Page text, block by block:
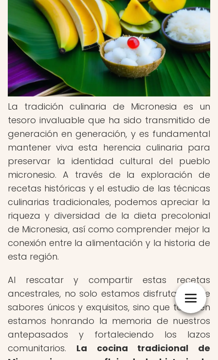
La tradición culinaria de Micronesia es un
tesoro invaluable que ha sido transmitido de
generación en generación, y es fundamental
mantener viva esta herencia culinaria para
preservar la identidad cultural del pueblo
micronesio. A través de la exploración de
recetas históricas y el estudio de las técnicas
culinarias tradicionales, podemos apreciar la
riqueza y diversidad de la dieta precolonial
de Micronesia, así como comprender mejor la
conexión entre la alimentación y la historia de
esta región.
Al rescatar y compartir estas recetas
ancestrales, no solo estamos disfrutando de
sabores únicos y exquisitos, sino que también
estamos honrando la memoria de nuestros
antepasados y fortaleciendo los lazos
comunitarios. La cocina tradicional de